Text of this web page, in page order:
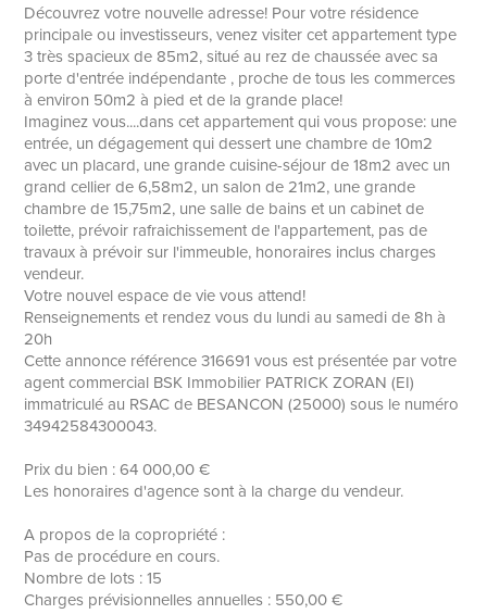
Découvrez votre nouvelle adresse! Pour votre résidence
principale ou investisseurs, venez visiter cet appartement type
3 très spacieux de 85m2, situé au rez de chaussée avec sa
porte d'entrée indépendante , proche de tous les commerces
à environ 50m2 à pied et de la grande place!
Imaginez vous....dans cet appartement qui vous propose: une
entrée, un dégagement qui dessert une chambre de 10m2
avec un placard, une grande cuisine-séjour de 18m2 avec un
grand cellier de 6,58m2, un salon de 21m2, une grande
chambre de 15,75m2, une salle de bains et un cabinet de
toilette, prévoir rafraichissement de l'appartement, pas de
travaux à prévoir sur l'immeuble, honoraires inclus charges
vendeur.
Votre nouvel espace de vie vous attend!
Renseignements et rendez vous du lundi au samedi de 8h à
20h
Cette annonce référence 316691 vous est présentée par votre
agent commercial BSK Immobilier PATRICK ZORAN (EI)
immatriculé au RSAC de BESANCON (25000) sous le numéro
34942584300043.
Prix du bien : 64 000,00 €
Les honoraires d'agence sont à la charge du vendeur.
A propos de la copropriété :
Pas de procédure en cours.
Nombre de lots : 15
Charges prévisionnelles annuelles : 550,00 €